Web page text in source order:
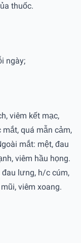
thuốc.
ngày;
viêm kết mạc,
quá mẫn cảm,
mắt: mệt, đau
viêm hầu họng.
lưng, h/c cúm,
viêm xoang.